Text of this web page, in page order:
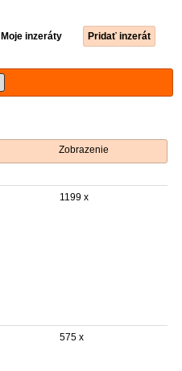
Moje inzeráty Pridať inzerát
Zobrazenie
1199 x
575 x